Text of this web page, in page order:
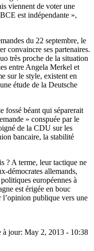
viennent de voter une
est indépendante »,
du 22 septembre, le
convaincre ses partenaires.
très proche de la situation
entre Angela Merkel et
sur le style, existent en
étude de la Deutsche
fossé béant qui séparerait
» conspuée par le
de la CDU sur les
bancaire, la stabilité
? A terme, leur tactique ne
démocrates allemands,
européennes à
est érigée en bouc
l’opinion publique vers une
à jour: May 2, 2013 - 10:38